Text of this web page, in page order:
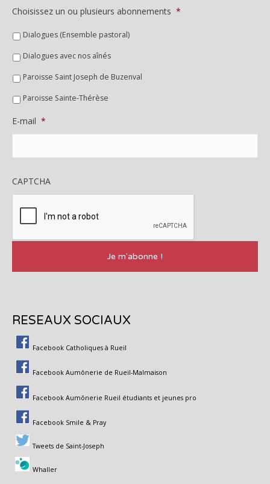
Choisissez un ou plusieurs abonnements *
Dialogues (Ensemble pastoral)
Dialogues avec nos aînés
Paroisse Saint Joseph de Buzenval
Paroisse Sainte-Thérèse
E-mail *
CAPTCHA
RESEAUX SOCIAUX
Facebook Catholiques à Rueil
Facebook Aumônerie de Rueil-Malmaison
Facebook Aumônerie Rueil étudiants et jeunes pro
Facebook Smile & Pray
Tweets de Saint-Joseph
Whaller